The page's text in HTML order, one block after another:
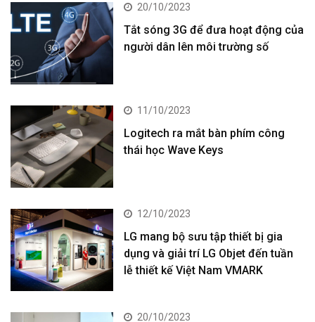
20/10/2023
Tắt sóng 3G để đưa hoạt động của
người dân lên môi trường số
11/10/2023
Logitech ra mắt bàn phím công
thái học Wave Keys
12/10/2023
LG mang bộ sưu tập thiết bị gia
dụng và giải trí LG Objet đến tuần
lễ thiết kế Việt Nam VMARK
20/10/2023